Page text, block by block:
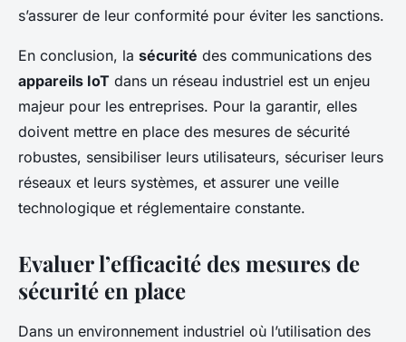
s’assurer de leur conformité pour éviter les sanctions.
En conclusion, la sécurité des communications des
appareils IoT dans un réseau industriel est un enjeu
majeur pour les entreprises. Pour la garantir, elles
doivent mettre en place des mesures de sécurité
robustes, sensibiliser leurs utilisateurs, sécuriser leurs
réseaux et leurs systèmes, et assurer une veille
technologique et réglementaire constante.
Evaluer l’efficacité des mesures de
sécurité en place
Dans un environnement industriel où l’utilisation des